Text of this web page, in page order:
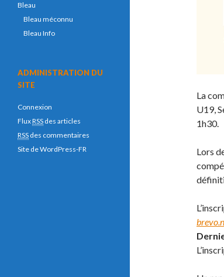
La
U19,
1h30.
Lors
Bleau
Bleau méconnu
Bleau Info
ADMINISTRATION DU
SITE
Connexion
FluxRSS des articles
RSS des commentaires
Site de WordPress-FR